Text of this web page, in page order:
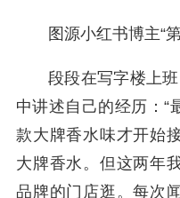
图源小红书博主“
段段在写字楼上
中讲述自己的经历：“
款大牌香水味才开始
大牌香水。但这两年
品牌的门店逛。每次